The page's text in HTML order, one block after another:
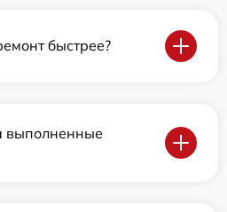
быстрее?
выполненные